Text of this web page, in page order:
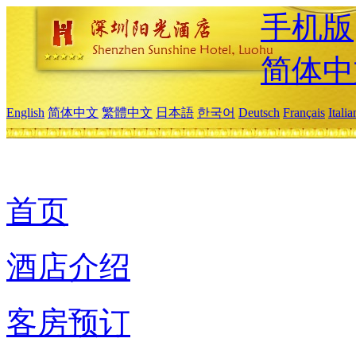
手机版
简体
English 简体中文 繁體中文 日本語 한국어 Deutsch Français
首页
酒店介绍
客房预订